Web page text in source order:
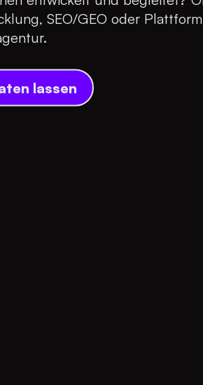
SEO/GEO oder
lassen